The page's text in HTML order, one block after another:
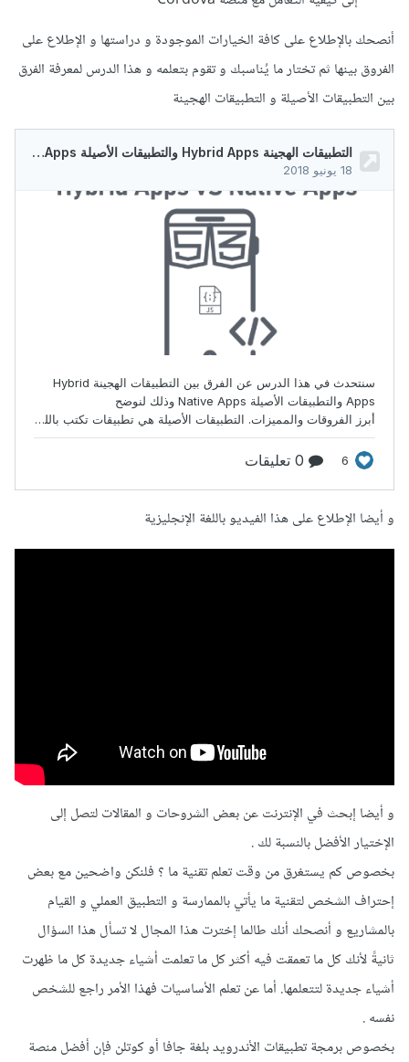
أنصحك بالإطلاع على كافة الخيارات الموجودة و دراستها و الإطلاع على
الفروق بينها ثم تختار ما يُناسبك و تقوم بتعلمه و هذا الدرس لمعرفة الفرق
بين التطبيقات الأصيلة و التطبيقات الهجينة
و أيضا الإطلاع على هذا الفيديو باللغة الإنجليزية
و أيضا إبحث في الإنترنت عن بعض الشروحات و المقالات لتصل إلى
الإختيار الأفضل بالنسبة لك .
بخصوص كم يستغرق من وقت تعلم تقنية ما ؟ فلنكن واضحين مع بعض
إحتراف الشخص لتقنية ما يأتي بالممارسة و التطبيق العملي و القيام
بالمشاريع و أنصحك أنك طالما إخترت هذا المجال لا تسأل هذا السؤال
ثانيةً لأنك كل ما تعمقت فيه أكثر كل ما تعلمت أشياء جديدة كل ما ظهرت
أشياء جديدة لتتعلمها. أما عن تعلم الأساسيات فهذا الأمر راجع للشخص
نفسه .
بخصوص برمجة تطبيقات الأندرويد بلغة جافا أو كوتلن فإن أفضل منصة